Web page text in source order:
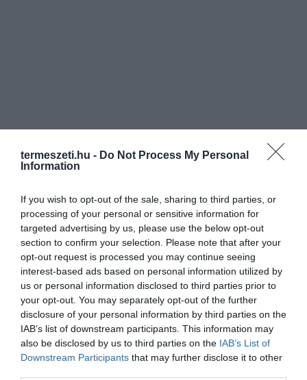
termeszeti.hu - Do Not Process My Personal
Information
If you wish to opt-out of the sale, sharing to third parties, or
processing of your personal or sensitive information for
targeted advertising by us, please use the below opt-out
section to confirm your selection. Please note that after your
opt-out request is processed you may continue seeing
interest-based ads based on personal information utilized by
us or personal information disclosed to third parties prior to
your opt-out. You may separately opt-out of the further
disclosure of your personal information by third parties on the
IAB’s list of downstream participants. This information may
also be disclosed by us to third parties on the IAB’s List of
Downstream Participants that may further disclose it to other